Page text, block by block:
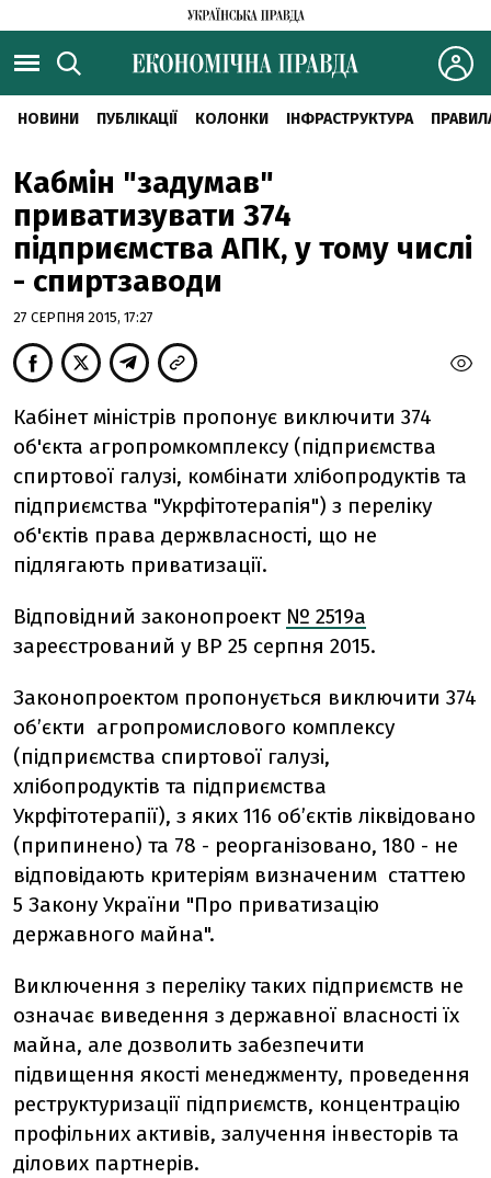
НОВИНИ ПУБЛІКАЦІЇ КОЛОНКИ ІНФРАСТРУКТУРА
Кабмін "задумав"
приватизувати 374
підприємства АПК, у тому числі
- спиртзаводи
27 СЕРПНЯ 2015, 17:27
Кабінет міністрів пропонує виключити 374
об'єкта агропромкомплексу (підприємства
спиртової галузі, комбінати хлібопродуктів та
підприємства "Укрфітотерапія") з переліку
об'єктів права держвласності, що не
підлягають приватизації.
Відповідний законопроект № 2519а
зареєстрований у ВР 25 серпня 2015.
Законопроектом пропонується виключити 374
об’єкти агропромислового комплексу
(підприємства спиртової галузі,
хлібопродуктів та підприємства
Укрфітотерапії), з яких 116 об’єктів ліквідовано
(припинено) та 78 - реорганізовано, 180 - не
відповідають критеріям визначеним статтею
5 Закону України "Про приватизацію
державного майна".
Виключення з переліку таких підприємств не
означає виведення з державної власності їх
майна, але дозволить забезпечити
підвищення якості менеджменту, проведення
реструктуризації підприємств, концентрацію
профільних активів, залучення інвесторів та
ділових партнерів.